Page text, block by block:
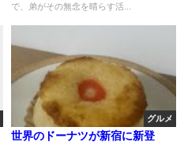
で、弟がその無念を晴らす活...
グルメ
世界のドーナツが新宿に新登